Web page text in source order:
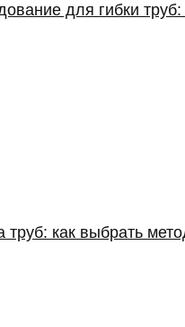
для гибки
труб: как выбрать